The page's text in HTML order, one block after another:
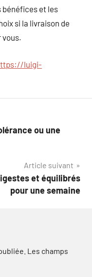
bénéfices et les
si la livraison de
vous.
luigi-
ou une
Article suivant
et équilibrés
pour une semaine
Les champs